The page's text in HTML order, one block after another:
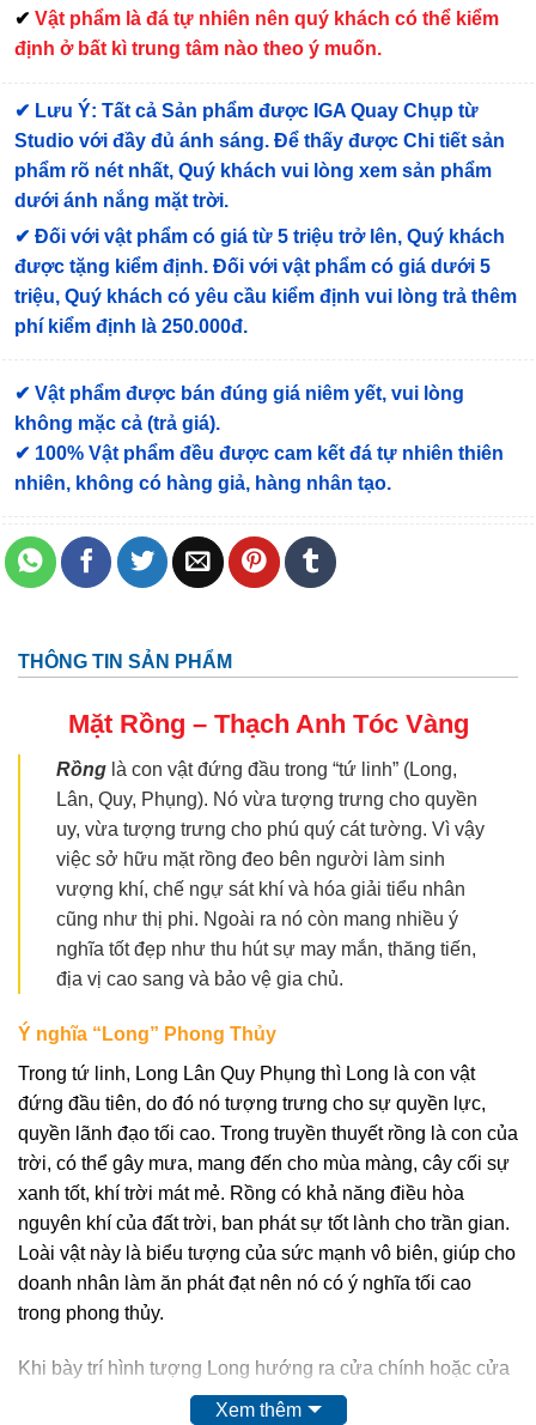
✔ Vật phẩm là đá tự nhiên nên quý khách có thể kiểm
định ở bất kì trung tâm nào theo ý muốn.
✔ Lưu Ý: Tất cả Sản phẩm được IGA Quay Chụp từ
Studio với đầy đủ ánh sáng. Để thấy được Chi tiết sản
phẩm rõ nét nhất, Quý khách vui lòng xem sản phẩm
dưới ánh nắng mặt trời.
✔ Đối với vật phẩm có giá từ 5 triệu trở lên, Quý khách
được tặng kiểm định. Đối với vật phẩm có giá dưới 5
triệu, Quý khách có yêu cầu kiểm định vui lòng trả thêm
phí kiểm định là 250.000đ.
✔ Vật phẩm được bán đúng giá niêm yết, vui lòng
không mặc cả (trả giá).
✔ 100% Vật phẩm đều được cam kết đá tự nhiên thiên
nhiên, không có hàng giả, hàng nhân tạo.
THÔNG TIN SẢN PHẨM
Mặt Rồng – Thạch Anh Tóc Vàng
Rồng là con vật đứng đầu trong “tứ linh” (Long,
Lân, Quy, Phụng). Nó vừa tượng trưng cho quyền
uy, vừa tượng trưng cho phú quý cát tường. Vì vậy
việc sở hữu mặt rồng đeo bên người làm sinh
vượng khí, chế ngự sát khí và hóa giải tiểu nhân
cũng như thị phi. Ngoài ra nó còn mang nhiều ý
nghĩa tốt đẹp như thu hút sự may mắn, thăng tiến,
địa vị cao sang và bảo vệ gia chủ.
Ý nghĩa “Long” Phong Thủy
Trong tứ linh, Long Lân Quy Phụng thì Long là con vật
đứng đầu tiên, do đó nó tượng trưng cho sự quyền lực,
quyền lãnh đạo tối cao. Trong truyền thuyết rồng là con của
trời, có thể gây mưa, mang đến cho mùa màng, cây cối sự
xanh tốt, khí trời mát mẻ. Rồng có khả năng điều hòa
nguyên khí của đất trời, ban phát sự tốt lành cho trần gian.
Loài vật này là biểu tượng của sức mạnh vô biên, giúp cho
doanh nhân làm ăn phát đạt nên nó có ý nghĩa tối cao
trong phong thủy.
Khi bày trí hình tượng Long hướng ra cửa chính hoặc cửa
sổ sẽ thu hút vượng khí cho gia đình, công việc thuận
Xem thêm